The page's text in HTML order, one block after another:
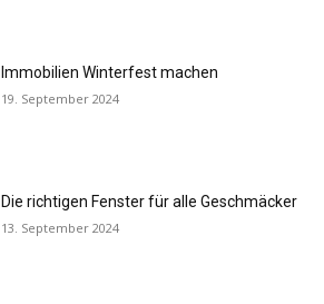
Immobilien Winterfest machen
19. September 2024
Die richtigen Fenster für alle Geschmäcker
13. September 2024